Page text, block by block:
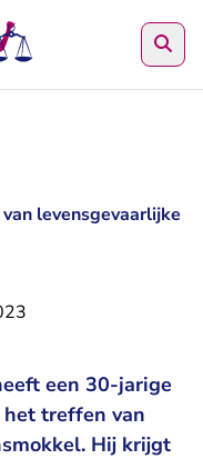
levensgevaarlijke
een 30-jarige
het treffen van
Hij krijgt